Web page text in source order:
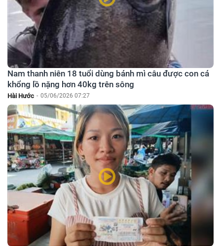
Nam thanh niên 18 tuổi dùng bánh mì câu được con cá
khổng lồ nặng hơn 40kg trên sông
Hài Hước - 05/06/2026 07:27